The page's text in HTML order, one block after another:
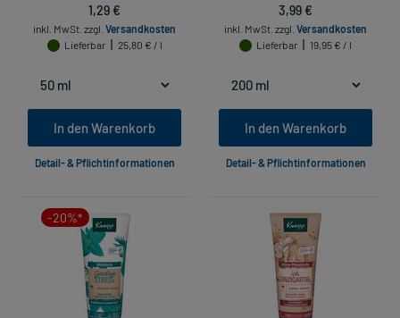
1,29 €
inkl. MwSt. zzgl. Versandkosten
Lieferbar
25,80 € / l
In den Warenkorb
Detail- & Pflichtinformationen
3,99 €
inkl. MwSt. zzgl. Versandkosten
Lieferbar
19,95 € / l
In den Warenkorb
Detail- & Pflichtinformationen
-20%*